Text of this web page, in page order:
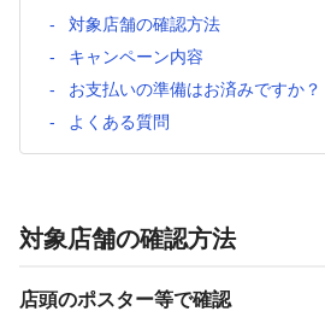
対象店舗の確認方法
キャンペーン内容
お支払いの準備はお済みですか？
よくある質問
対象店舗の確認方法
店頭のポスター等で確認